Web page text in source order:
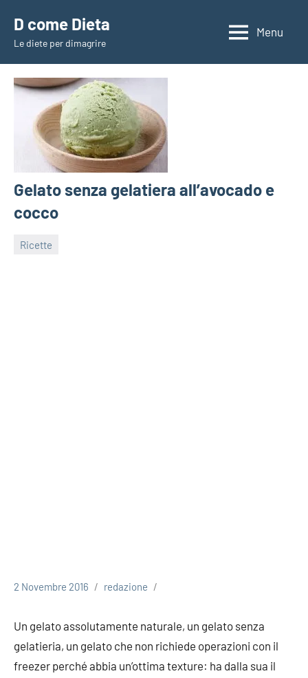
contenuto
D come Dieta
Le diete per dimagrire
Menu
Gelato senza gelatiera all’avocado e
cocco
Ricette
2 Novembre 2016 redazione
Un gelato assolutamente naturale, un gelato senza
gelatieria, un gelato che non richiede operazioni con il
freezer perché abbia un’ottima texture: ha dalla sua il